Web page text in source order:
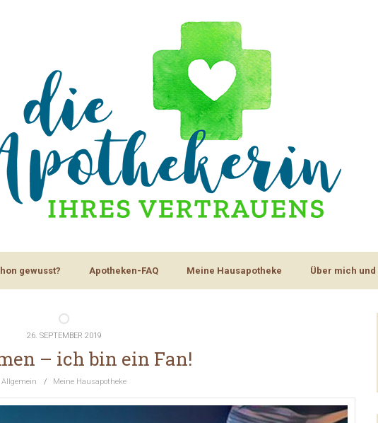
gewusst? Apotheken-FAQ Meine Hausapotheke Über mich
26. SEPTEMBER 2019
– ich bin ein Fan!
Allgemein / Meine Hausapotheke